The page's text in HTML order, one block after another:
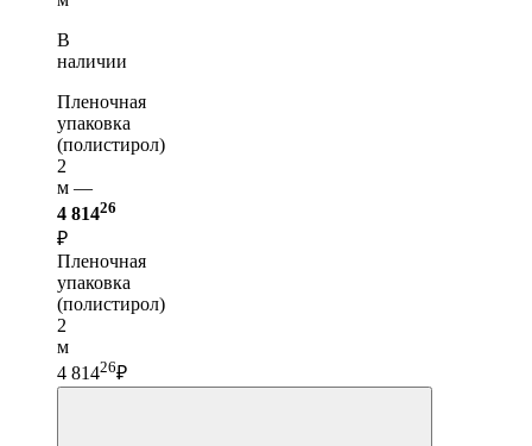
В
наличии
Пленочная
упаковка
(полистирол)
2
м —
4 81426
₽
Пленочная
упаковка
(полистирол)
2
м
4 81426₽